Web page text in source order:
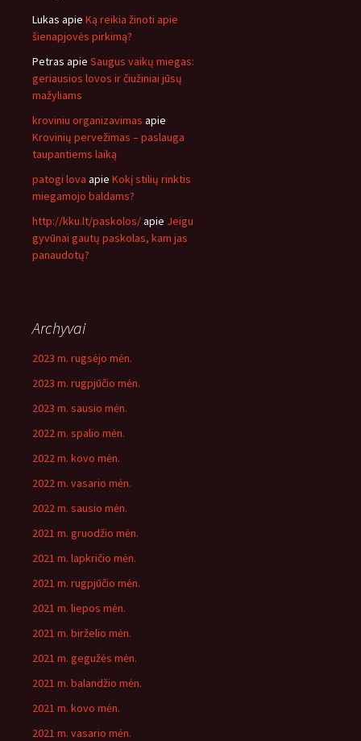
Lukas apie Ką reikia žinoti apie
šienapjovės pirkimą?
Petras apie Saugus vaikų miegas:
geriausios lovos ir čiužiniai jūsų
mažyliams
kroviniu organizavimas apie
Krovinių pervežimas – paslauga
taupantiems laiką
patogi lova apie Kokį stilių rinktis
miegamojo baldams?
http://kku.lt/paskolos/apie Jeigu
gyvūnai gautų paskolas, kam jas
panaudotų?
Archyvai
2023 m. rugsėjo mėn.
2023 m. rugpjūčio mėn.
2023 m. sausio mėn.
2022 m. spalio mėn.
2022 m. kovo mėn.
2022 m. vasario mėn.
2022 m. sausio mėn.
2021 m. gruodžio mėn.
2021 m. lapkričio mėn.
2021 m. rugpjūčio mėn.
2021 m. liepos mėn.
2021 m. birželio mėn.
2021 m. gegužės mėn.
2021 m. balandžio mėn.
2021 m. kovo mėn.
2021 m. vasario mėn.